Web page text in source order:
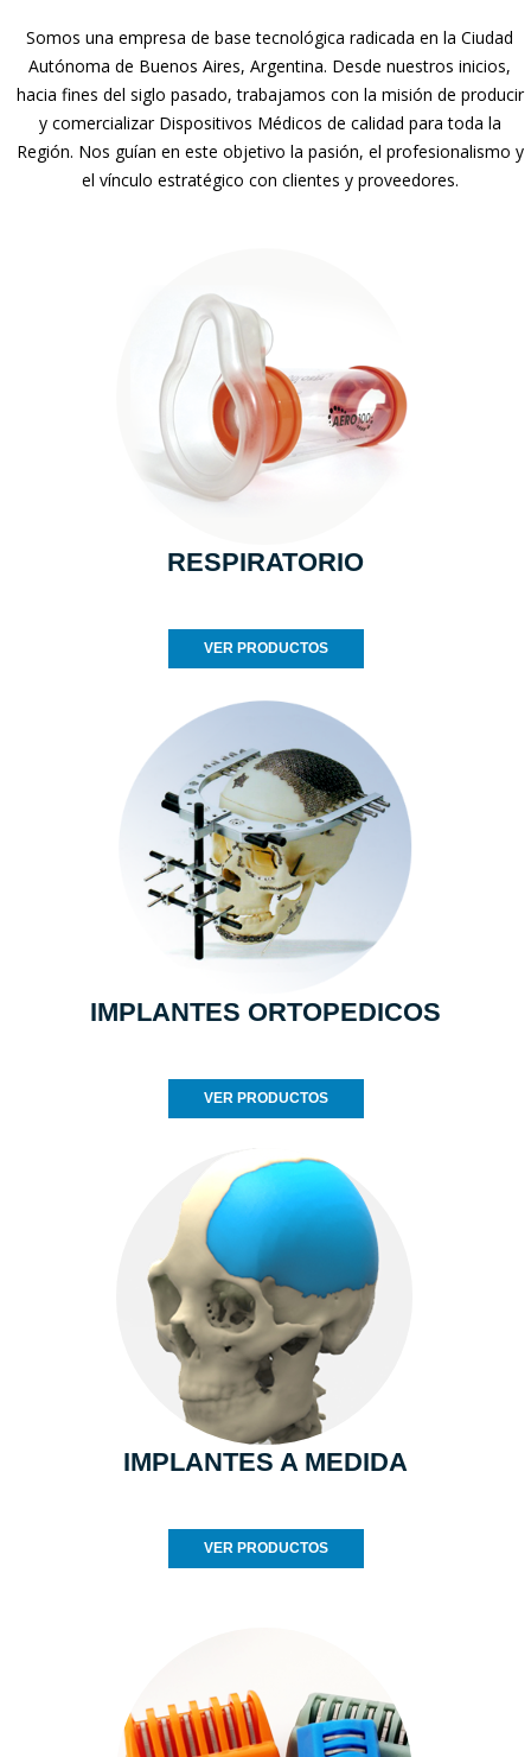
Somos una empresa de base tecnológica radicada en la Ciudad
Autónoma de Buenos Aires, Argentina. Desde nuestros inicios,
hacia fines del siglo pasado, trabajamos con la misión de producir
y comercializar Dispositivos Médicos de calidad para toda la
Región. Nos guían en este objetivo la pasión, el profesionalismo y
el vínculo estratégico con clientes y proveedores.
RESPIRATORIO
VER PRODUCTOS
IMPLANTES ORTOPEDICOS
VER PRODUCTOS
IMPLANTES A MEDIDA
VER PRODUCTOS